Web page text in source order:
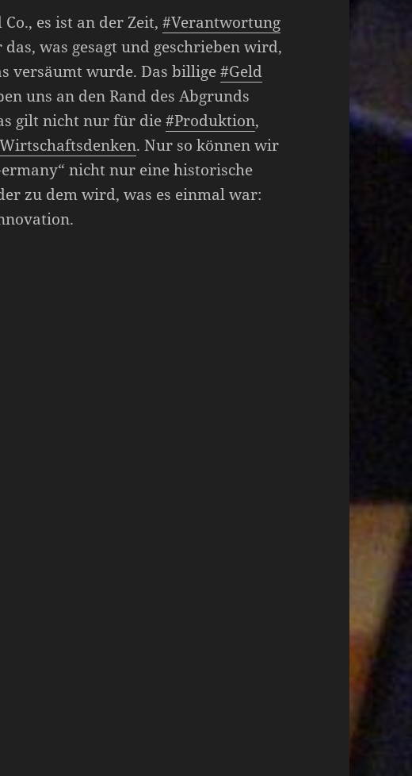
es ist an der Zeit,#Verantwortung
was gesagt und geschrieben wird,
versäumt wurde. Das billige#Geld
uns an den Rand des Abgrunds
gilt nicht nur für die#Produktion,
. Nur so können wir
nicht nur eine historische
zu dem wird, was es einmal war: